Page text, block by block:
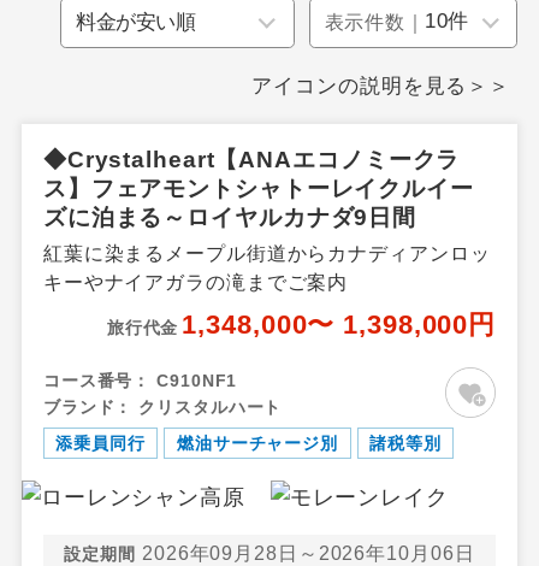
表示件数｜
アイコンの説明を見る＞＞
◆Crystalheart【ANAエコノミークラ
ス】フェアモントシャトーレイクルイー
ズに泊まる～ロイヤルカナダ9日間
紅葉に染まるメープル街道からカナディアンロッ
キーやナイアガラの滝までご案内
旅行代金 1,348,000〜 1,398,000円
コース番号：
C910NF1
ブランド：
クリスタルハート
添乗員同行
燃油サーチャージ別 諸税等別
設定期間 2026年09月28日～2026年10月06日